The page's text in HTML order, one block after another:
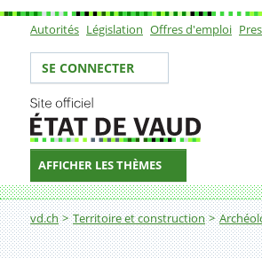
Sous-navigation
Autorités Législation Offres d'emploi
Votre identité
SE CONNECTER
AFFICHER LES THÈMES
Fil d'Ariane
vd.ch Territoire et construction
L'archéologie vaudoise en